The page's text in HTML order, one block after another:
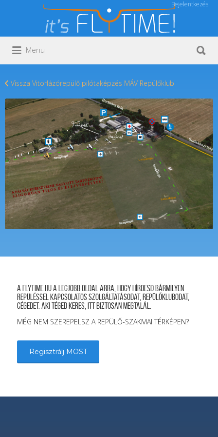
Bejelentkezés
Keresés:
Menu
Vissza Vitorlázórepülő pilótaképzés MÁV Repülőklub
A FLYTIME.HU a legjobb oldal arra, hogy hírdesd bármilyen
repüléssel kapcsolatos szolgáltatásodat, repülőklubodat,
cégedet. Aki téged keres, itt biztosan megtalál.
MÉG NEM SZEREPELSZ A REPÜLŐ-SZAKMAI TÉRKÉPEN?
Regisztrálj MOST